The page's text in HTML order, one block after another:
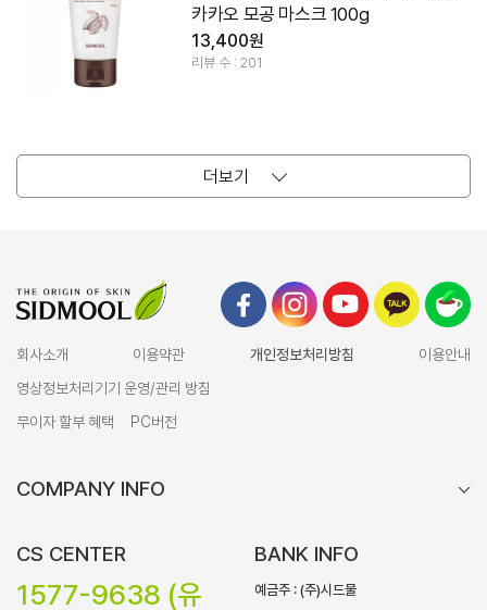
카카오 모공 마스크 100g
13,400원
리뷰 수 : 201
더보기
회사소개 이용약관 개인정보처리방침
이용안내
영상정보처리기기 운영/관리 방침
무이자 할부 혜택
PC버전
COMPANY INFO
CS CENTER
1577-9638 (유
BANK INFO
예금주 : (주)시드물